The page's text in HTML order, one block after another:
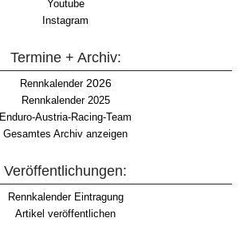
Youtube
Instagram
Termine + Archiv:
Rennkalender2026
Rennkalender 2025
Enduro-Austria-Racing-Team
Gesamtes Archiv anzeigen
Veröffentlichungen:
Rennkalender Eintragung
Artikel veröffentlichen